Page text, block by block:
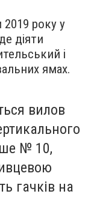
року у
діяти
і
ямах.
вилов
№ 10,
гачків на